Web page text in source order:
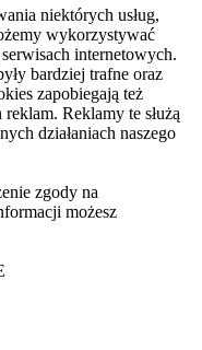
niektórych usług,
wykorzystywać
internetowych.
bardziej trafne oraz
zapobiegają też
Reklamy te służą
działaniach naszego
zgody na
możesz